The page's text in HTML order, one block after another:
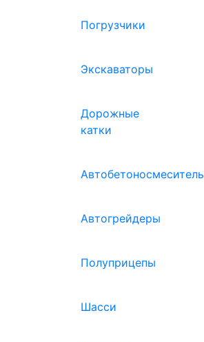
Погрузчики
Экскаваторы
Дорожные
катки
Автобетоносмеситель
Автогрейдеры
Полуприцепы
Шасси